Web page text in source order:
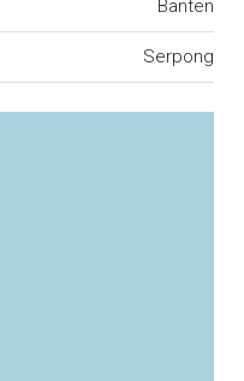
Banten
Serpong